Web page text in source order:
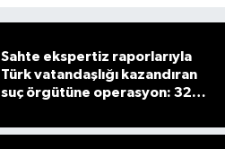
Sahte ekspertiz raporlarıyla
Türk vatandaşlığı kazandıran
suç örgütüne operasyon: 32